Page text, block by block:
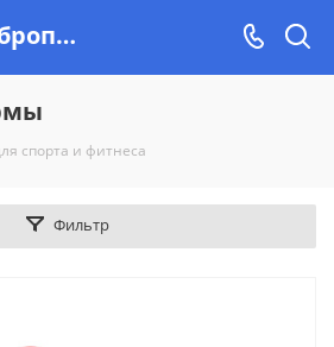
Купить Виброплатформы в Минске на Vishop.by. Доставка
спорта и фитнеса
Фильтр